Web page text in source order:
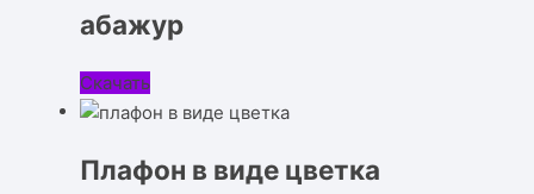
абажур
Скачать
Плафон в виде цветка